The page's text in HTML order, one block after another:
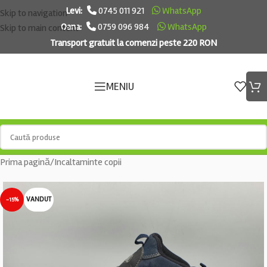
Skip to navigation
Skip to main content
Levi: 0745 011 921
WhatsApp
Oana:
0759 096 984
WhatsApp
Transport gratuit la comenzi peste 220 RON
MENIU
Prima pagină/Incaltaminte copii
-15% VANDUT